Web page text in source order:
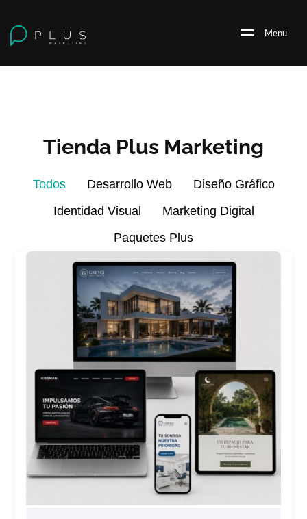
Menu
Tienda Plus Marketing
Desarrollo Web
Diseño Gráfico
Identidad Visual
Marketing Digital
Paquetes Plus
Todos